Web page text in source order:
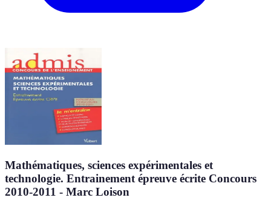
Mathématiques, sciences expérimentales et
technologie. Entrainement épreuve écrite Concours
2010-2011 - Marc Loison